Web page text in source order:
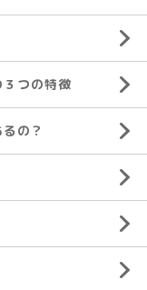
つの特徴
の？